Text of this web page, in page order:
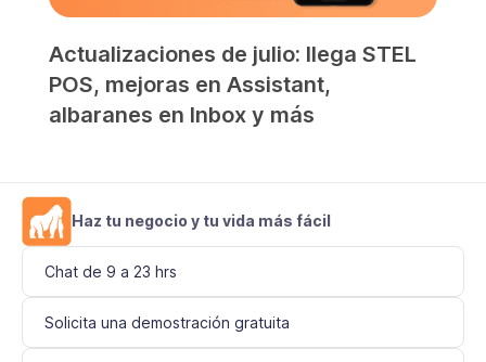
Actualizaciones de julio: llega STEL
POS, mejoras en Assistant,
albaranes en Inbox y más
Haz tu negocio y tu vida más fácil
Chat de 9 a 23 hrs
Solicita una demostración gratuita